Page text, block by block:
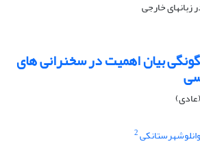
بیان اهمیت در سخنرانی های
2